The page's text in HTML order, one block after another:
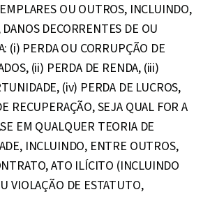
OU OUTROS, INCLUINDO,
DECORRENTES DE OU
(i) PERDA OU CORRUPÇÃO DE
(ii) PERDA DE RENDA, (iii)
(iv) PERDA DE LUCROS,
RECUPERAÇÃO, SEJA QUAL FOR A
EM QUALQUER TEORIA DE
INCLUINDO, ENTRE OUTROS,
ATO ILÍCITO (INCLUINDO
VIOLAÇÃO DE ESTATUTO,